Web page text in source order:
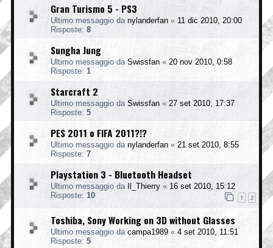
Gran Turismo 5 - PS3
Ultimo messaggio da nylanderfan « 11 dic 2010, 20:00
Risposte: 8
Sungha Jung
Ultimo messaggio da Swissfan « 20 nov 2010, 0:58
Risposte: 1
Starcraft 2
Ultimo messaggio da Swissfan « 27 set 2010, 17:37
Risposte: 5
PES 2011 o FIFA 2011?!?
Ultimo messaggio da nylanderfan « 21 set 2010, 8:55
Risposte: 7
Playstation 3 - Bluetooth Headset
Ultimo messaggio da Il_Thierry « 16 set 2010, 15:12
Risposte: 10 1 2
Toshiba, Sony Working on 3D without Glasses
Ultimo messaggio da campa1989 « 4 set 2010, 11:51
Risposte: 5